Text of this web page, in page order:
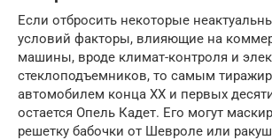
Если отбросить некоторые
условий факторы, влияющие на
машины, вроде климат-контроля и
стеклоподъемников, то самым
автомобилем конца ХХ и первых
остается Опель Кадет. Его могут
решетку бабочки от Шевроле или